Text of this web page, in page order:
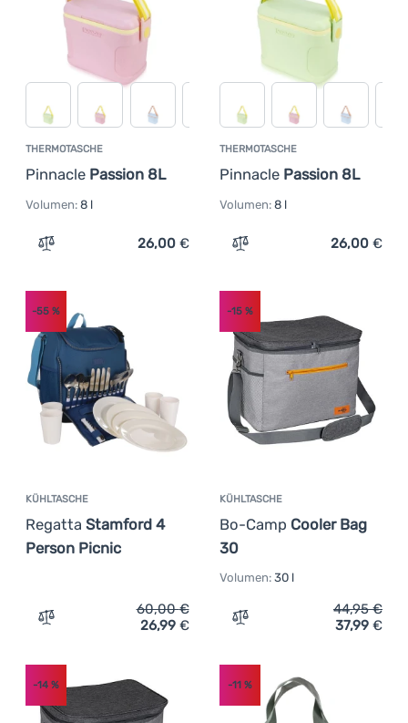
THERMOTASCHE
Pinnacle Passion 8L
Volumen: 8 l
Zum Vergleich 'Thermotasche Pinnacle Passion 8L'
26,00 €
THERMOTASCHE
Pinnacle Passion 8L
Volumen: 8 l
Zum Vergleich
26,00 €
KÜHLTASCHE
Regatta Stamford 4
Person Picnic
-55 %
Zum Vergleich 'Kühltasche Regatta Stamford 4 Person
60,00€
26,99 €
KÜHLTASCHE
Bo-Camp Cooler Bag
30
-15%
Volumen: 30 l
Zum Vergleich
44,95€
37,99 €
-14 % -11%